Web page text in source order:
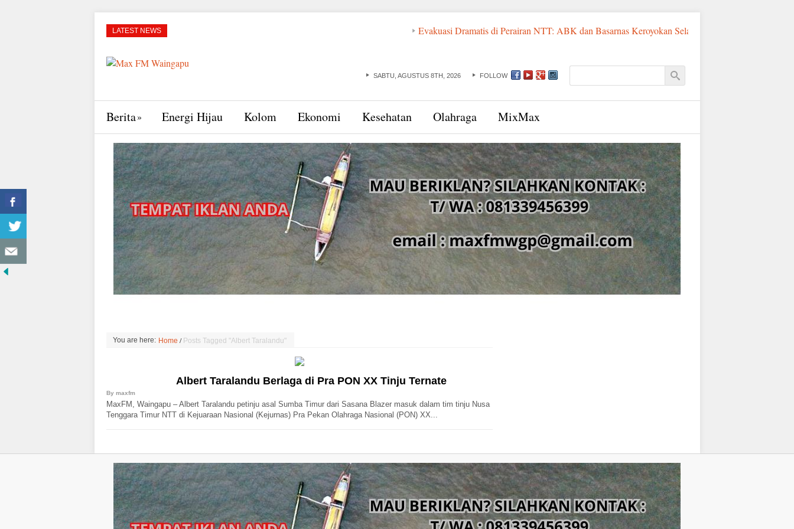
LATEST NEWS Evakuasi Dramatis di Perairan NTT: ABK dan Basarnas Keroyokan Selamatkan Pemancing Asal Fatululi
SABTU, AGUSTUS 8TH, 2026 FOLLOW
Berita Energi Hijau Kolom Ekonomi Kesehatan Olahraga MixMax
You are here: Home / Posts Tagged "Albert Taralandu"
Albert Taralandu Berlaga di Pra PON XX Tinju Ternate
By maxfm
MaxFM, Waingapu – Albert Taralandu petinju asal Sumba Timur dari Sasana Blazer masuk dalam tim tinju Nusa
Tenggara Timur NTT di Kejuaraan Nasional (Kejurnas) Pra Pekan Olahraga Nasional (PON) XX...